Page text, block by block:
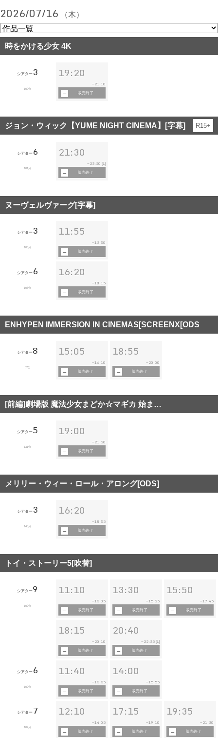
2026/07/16 （木）
時をかける少女 4K
シアター 3
100分
19:20
~ 21:10
販売終了
ジョン・ウィック【YUME NIGHT CINEMA】[字幕] R15+
シアター 6
101分
21:30
~ 23:20 [L]
販売終了
ヌーヴェルヴァーグ[字幕]
シアター 3
106分
11:55
~13:50
販売終了
シアター 6
106分
16:20
~18:15
販売終了
ENHYPEN IMMERSION IN CINEMAS[SCREENX[ODS
シアター8
52分
15:05
~16:10
販売終了
18:55
~ 20:00
販売終了
[前編]劇場版 魔法少女まどか☆マギカ 始ま…
シアター5
131分
19:00
~ 21:20
販売終了
メリリー・ウィー・ロール・アロング[ODS]
シアター 3
145分
16:20
~18:55
販売終了
トイ・ストーリー5[吹替]
シアター9
102分
11:10
~ 13:05
販売終了
13:30
~ 15:25
販売終了
15:50
~ 17:45
販売終了
18:15
~ 20:10
販売終了
20:40
~ 22:35 [L]
販売終了
シアター 6
102分
11:40
~ 13:35
販売終了
14:00
~ 15:55
販売終了
シアター 7
102分
12:10
~ 14:05
販売終了
17:15
~ 19:10
販売終了
19:35
~ 21:30
販売終了